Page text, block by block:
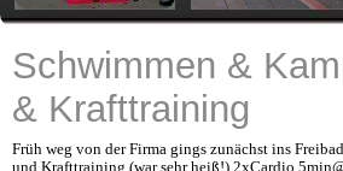
Schwimmen &
& Krafttraining
Früh weg von der Firma gings zunächst ins
und Krafttraining (war sehr heiß!) 2xCardio